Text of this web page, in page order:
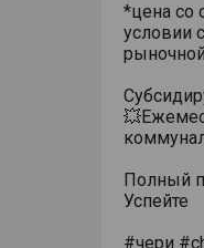
*цена со
условии
Полный
Успейте
#чери